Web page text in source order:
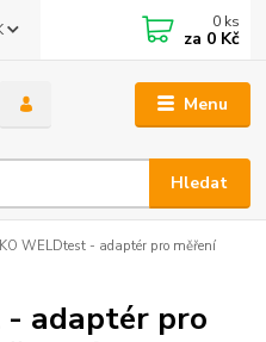
Menu
Hledat
0 ks
za 0 Kč
WELDtest - adaptér pro měření
- adaptér pro